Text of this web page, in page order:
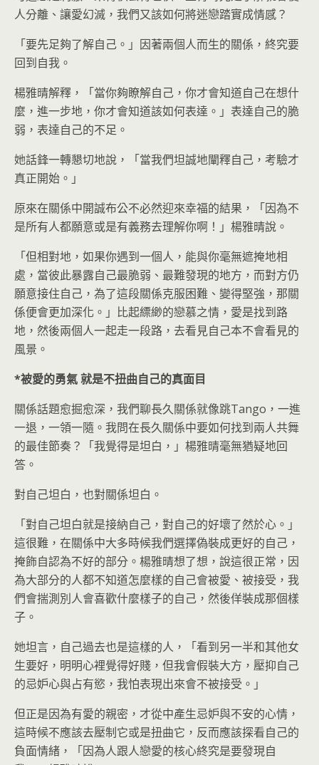
人分離、讓愛幻滅，我們又該如何將迷戀踏實成情感？
「要先足夠了解自己。」因著兩個人而生的關係，終究要
回到自我。
楊雅晴解釋，「當你夠瞭解自己，你才會知道自己在想什
麼，進一步地，你才會知道該如何表達。」表達自己的脆
弱，表達自己的不足。
她話鋒一轉懇切地說，「當我們坦誠地闡釋自己，考驗才
真正開始。」
原來在關係中開誠布公不必然迎來幸福的結果，「因為不
是所有人都願意或是有義務去理解你啊！」楊雅晴說。
「但相對地，如果你遇到一個人，能與你毫無遮掩地相
處，當彼此暴露自己最脆弱、最難發現的地方，而對方仍
願意接住自己，為了這段關係克服困難、變得堅強，那關
係便會更加深化。」比起縹緲的戀慕之情，愛是找到路
地，然後兩個人一起走一段路，去看見自己本不會看見的
風景。
*被愛的勇氣就是不扭曲自己的真面目
關係話題愈掘愈深，我們聊長久關係就像跳Tango，一進
一退，一領一隨。我問在長久關係中要如何找到兩人共舞
的最佳節奏？「我覺得是坦白，」楊雅晴毫無猶疑地回
答。
對自己坦白，也對關係坦白。
「對自己坦白就是接納自己，對自己的好壞了然於心。」
這很難，在關係中大多時候我們選擇偽裝成更好的自己，
掩飾自認為不好的部分。楊雅晴想了想，說這很正常，因
為大部分的人都不知道怎麼樣的自己會被愛、被接受，我
們會揣測別人會喜歡什麼樣子的自己，然後佯裝成那個樣
子。
她坦言，自己過去也是這樣的人，「看到另一半和其他女
生要好，明明心裡覺得好賤，但我會假裝大方，壓抑自己
的忌妒心與占有慾，我怕表現出來會不被接受。」
但正是因為有愛的親密，才從中產生忌妒與不安的心情，
這時候不應該去壓制它或是扭曲它，反而應該探看自己的
負面情緒，「因為人跟人戀愛的核心終究是要發現自